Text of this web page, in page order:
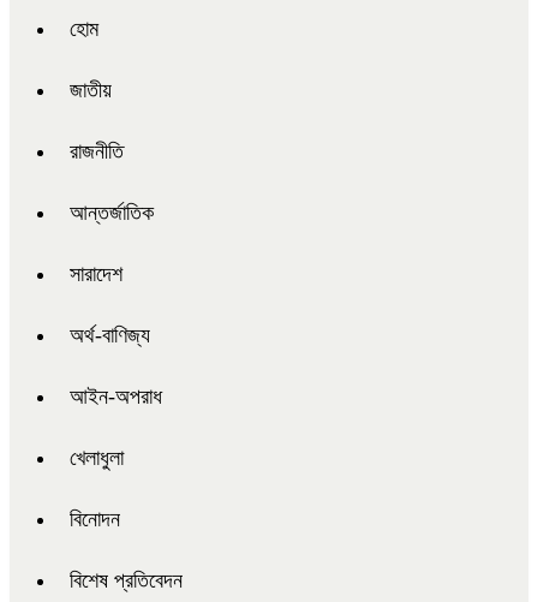
হোম
জাতীয়
রাজনীতি
আন্তর্জাতিক
সারাদেশ
অর্থ-বাণিজ্য
আইন-অপরাধ
খেলাধুলা
বিনোদন
বিশেষ প্রতিবেদন